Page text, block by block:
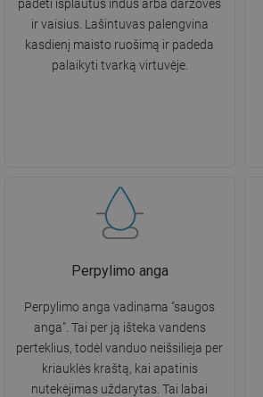
padėti išplautus indus arba daržoves
ir vaisius. Lašintuvas palengvina
kasdienį maisto ruošimą ir padeda
palaikyti tvarką virtuvėje.
Perpylimo anga
Perpylimo anga vadinama "saugos
anga". Tai per ją išteka vandens
perteklius, todėl vanduo neišsilieja per
kriauklės kraštą, kai apatinis
nutekėjimas uždarytas. Tai labai